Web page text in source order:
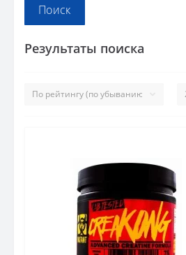
Результаты поиска